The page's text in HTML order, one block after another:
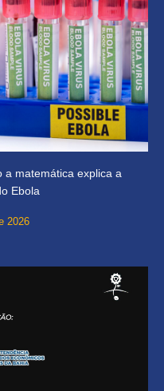
a matemática explica a
Ebola
2026